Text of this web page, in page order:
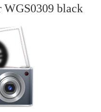
WGS0309 black